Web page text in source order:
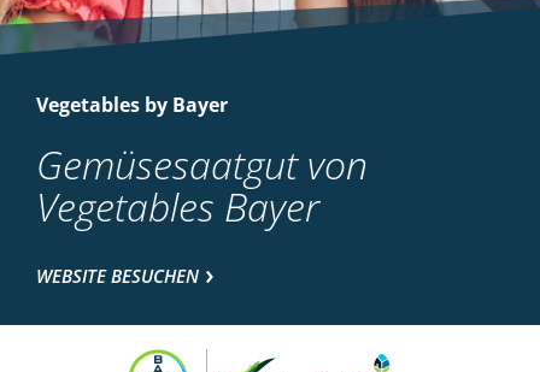
Vegetables by Bayer
Gemüsesaatgut von
Vegetables Bayer
WEBSITE BESUCHEN